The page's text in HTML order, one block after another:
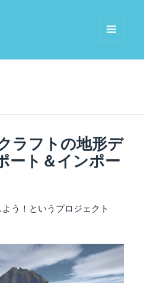
ーとウ
ラフトの地形デ
ート＆インポー
う！というプロジェクト